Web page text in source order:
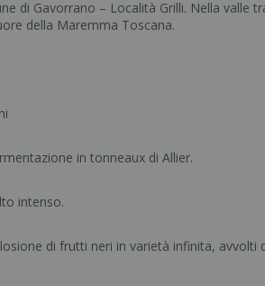
di Gavorrano – Località Grilli. Nella valle
della Maremma Toscana.
in tonneaux di Allier.
intenso.
di frutti neri in varietà infinita, avvolti